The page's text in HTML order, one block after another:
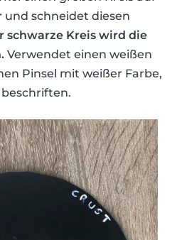
und schneidet diesen
schwarze Kreis wird die
Verwendet einen weißen
Pinsel mit weißer Farbe,